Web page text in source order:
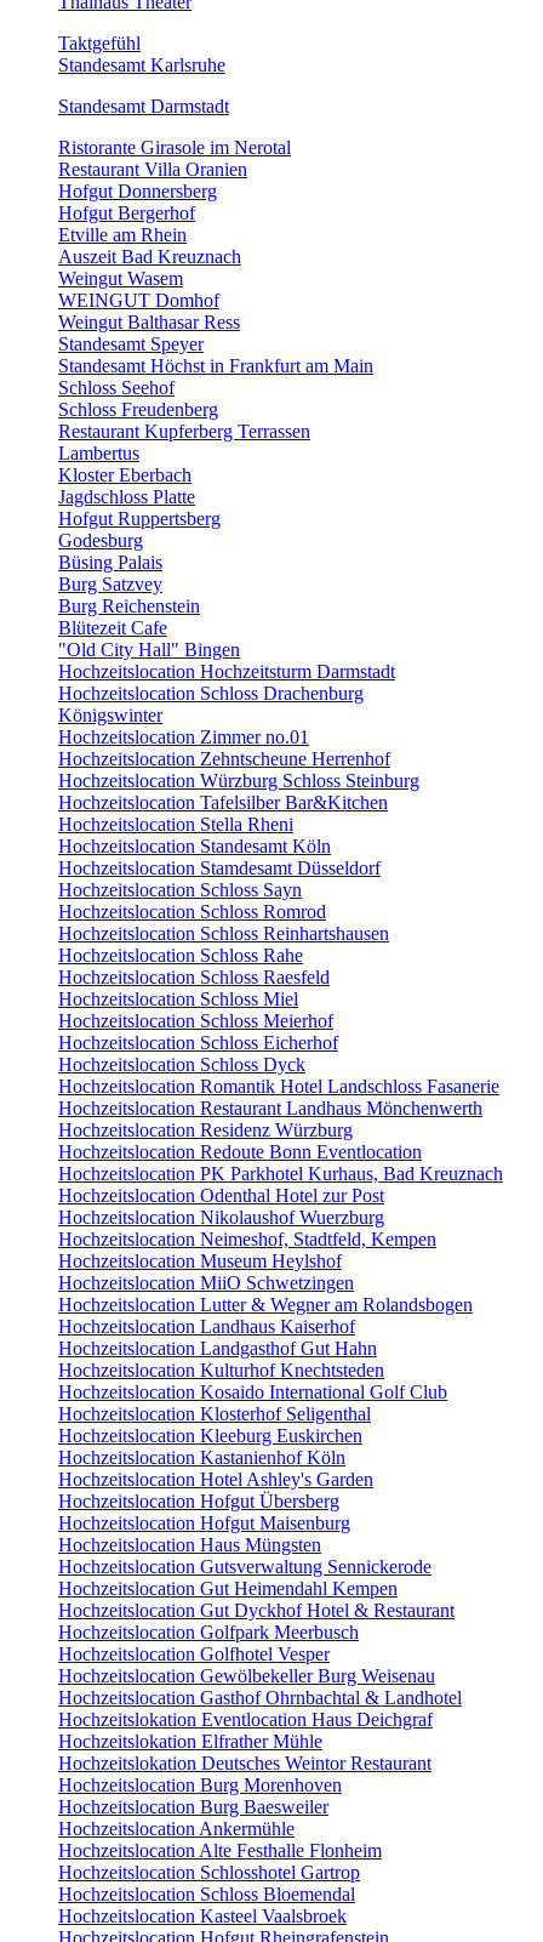
Taktgefühl
Standesamt Karlsruhe
Standesamt Darmstadt
Ristorante Girasole im Nerotal
Restaurant Villa Oranien
Hofgut Donnersberg
Hofgut Bergerhof
Etville am Rhein
Auszeit Bad Kreuznach
Weingut Wasem
WEINGUT Domhof
Weingut Balthasar Ress
Standesamt Speyer
Standesamt Höchst in Frankfurt am Main
Schloss Seehof
Schloss Freudenberg
Restaurant Kupferberg Terrassen
Lambertus
Kloster Eberbach
Jagdschloss Platte
Hofgut Ruppertsberg
Godesburg
Büsing Palais
Burg Satzvey
Burg Reichenstein
Blütezeit Cafe
"Old City Hall" Bingen
Hochzeitslocation Hochzeitsturm Darmstadt
Hochzeitslocation Schloss Drachenburg
Königswinter
Hochzeitslocation Zimmer no.01
Hochzeitslocation Zehntscheune Herrenhof
Hochzeitslocation Würzburg Schloss Steinburg
Hochzeitslocation Tafelsilber Bar&Kitchen
Hochzeitslocation Stella Rheni
Hochzeitslocation Standesamt Köln
Hochzeitslocation Stamdesamt Düsseldorf
Hochzeitslocation Schloss Sayn
Hochzeitslocation Schloss Romrod
Hochzeitslocation Schloss Reinhartshausen
Hochzeitslocation Schloss Rahe
Hochzeitslocation Schloss Raesfeld
Hochzeitslocation Schloss Miel
Hochzeitslocation Schloss Meierhof
Hochzeitslocation Schloss Eicherhof
Hochzeitslocation Schloss Dyck
Hochzeitslocation Romantik Hotel Landschloss Fasanerie
Hochzeitslocation Restaurant Landhaus Mönchenwerth
Hochzeitslocation Residenz Würzburg
Hochzeitslocation Redoute Bonn Eventlocation
Hochzeitslocation PK Parkhotel Kurhaus, Bad Kreuznach
Hochzeitslocation Odenthal Hotel zur Post
Hochzeitslocation Nikolaushof Wuerzburg
Hochzeitslocation Neimeshof, Stadtfeld, Kempen
Hochzeitslocation Museum Heylshof
Hochzeitslocation MiiO Schwetzingen
Hochzeitslocation Lutter & Wegner am Rolandsbogen
Hochzeitslocation Landhaus Kaiserhof
Hochzeitslocation Landgasthof Gut Hahn
Hochzeitslocation Kulturhof Knechtsteden
Hochzeitslocation Kosaido International Golf Club
Hochzeitslocation Klosterhof Seligenthal
Hochzeitslocation Kleeburg Euskirchen
Hochzeitslocation Kastanienhof Köln
Hochzeitslocation Hotel Ashley's Garden
Hochzeitslocation Hofgut Übersberg
Hochzeitslocation Hofgut Maisenburg
Hochzeitslocation Haus Müngsten
Hochzeitslocation Gutsverwaltung Sennickerode
Hochzeitslocation Gut Heimendahl Kempen
Hochzeitslocation Gut Dyckhof Hotel & Restaurant
Hochzeitslocation Golfpark Meerbusch
Hochzeitslocation Golfhotel Vesper
Hochzeitslocation Gewölbekeller Burg Weisenau
Hochzeitslocation Gasthof Ohrnbachtal & Landhotel
Hochzeitslokation Eventlocation Haus Deichgraf
Hochzeitslokation Elfrather Mühle
Hochzeitslokation Deutsches Weintor Restaurant
Hochzeitslocation Burg Morenhoven
Hochzeitslocation Burg Baesweiler
Hochzeitslocation Ankermühle
Hochzeitslocation Alte Festhalle Flonheim
Hochzeitslocation Schlosshotel Gartrop
Hochzeitslocation Schloss Bloemendal
Hochzeitslocation Kasteel Vaalsbroek